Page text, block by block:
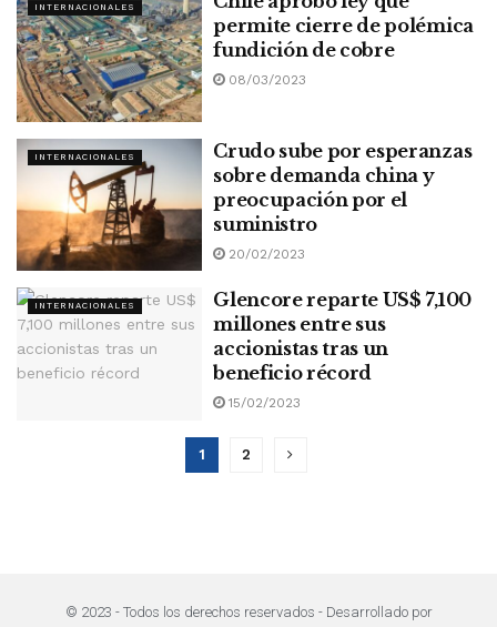
INTERNACIONALES
permite cierre de polémica
fundición de cobre
08/03/2023
INTERNACIONALES
Crudo sube por esperanzas
sobre demanda china y
preocupación por el
suministro
20/02/2023
INTERNACIONALES
Glencore reparte US$ 7,100
millones entre sus
accionistas tras un
beneficio récord
15/02/2023
1 2
© 2023 - Todos los derechos reservados - Desarrollado por